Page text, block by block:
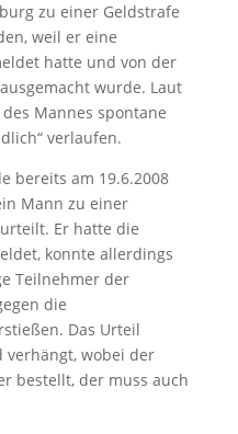
zu einer Geldstrafe
weil er eine
hatte und von der
wurde. Laut
Mannes spontane
verlaufen.
bereits am 19.6.2008
Mann zu einer
Er hatte die
konnte allerdings
Teilnehmer der
die
Das Urteil
wobei der
bestellt, der muss auch